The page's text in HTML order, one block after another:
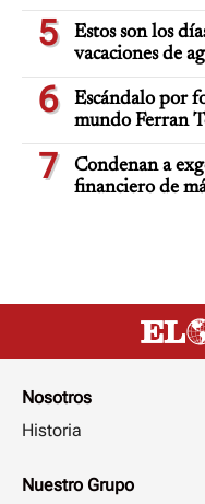
5
Estos son los
vacaciones de
6
Escándalo por
mundo Ferran
7
Condenan a
financiero de
Nosotros
Historia
Nuestro Grupo